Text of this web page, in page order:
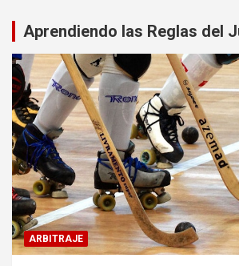
Aprendiendo las Reglas del
ARBITRAJE